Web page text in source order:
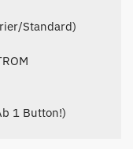
Standard)
1 Button!)